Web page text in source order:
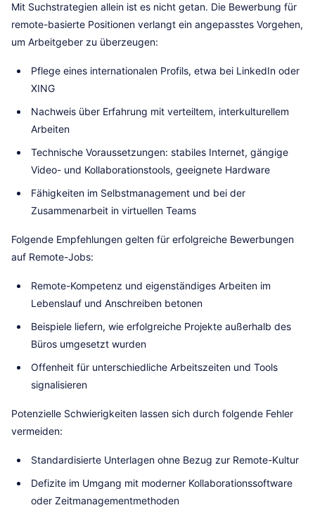
Mit Suchstrategien allein ist es nicht getan. Die Bewerbung für
remote-basierte Positionen verlangt ein angepasstes Vorgehen,
um Arbeitgeber zu überzeugen:
Pflege eines internationalen Profils, etwa bei LinkedIn oder
XING
Nachweis über Erfahrung mit verteiltem, interkulturellem
Arbeiten
Technische Voraussetzungen: stabiles Internet, gängige
Video- und Kollaborationstools, geeignete Hardware
Fähigkeiten im Selbstmanagement und bei der
Zusammenarbeit in virtuellen Teams
Folgende Empfehlungen gelten für erfolgreiche Bewerbungen
auf Remote-Jobs:
Remote-Kompetenz und eigenständiges Arbeiten im
Lebenslauf und Anschreiben betonen
Beispiele liefern, wie erfolgreiche Projekte außerhalb des
Büros umgesetzt wurden
Offenheit für unterschiedliche Arbeitszeiten und Tools
signalisieren
Potenzielle Schwierigkeiten lassen sich durch folgende Fehler
vermeiden:
Standardisierte Unterlagen ohne Bezug zur Remote-Kultur
Defizite im Umgang mit moderner Kollaborationssoftware
oder Zeitmanagementmethoden